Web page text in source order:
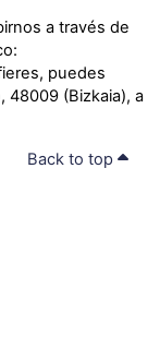
a través de
puedes
48009 (Bizkaia), a
Back to top